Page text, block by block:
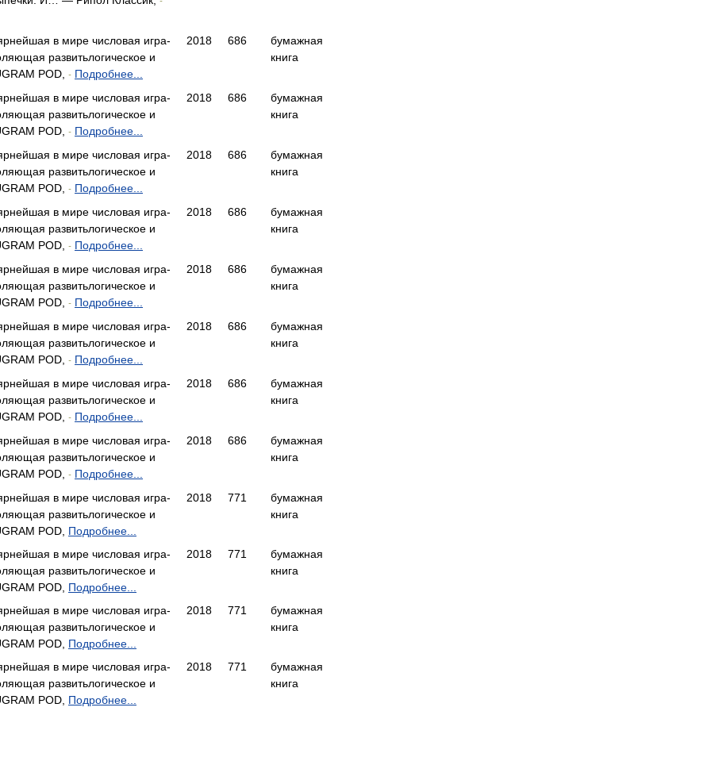
в мире числовая игра-
развитьлогическое и
POD,
- Подробнее...
2018 686
бумажная
книга
в мире числовая игра-
развитьлогическое и
POD,
- Подробнее...
2018 686
бумажная
книга
в мире числовая игра-
развитьлогическое и
POD,
- Подробнее...
2018 686
бумажная
книга
в мире числовая игра-
развитьлогическое и
POD,
- Подробнее...
2018 686
бумажная
книга
в мире числовая игра-
развитьлогическое и
POD,
- Подробнее...
2018 686
бумажная
книга
в мире числовая игра-
развитьлогическое и
POD,
- Подробнее...
2018 686
бумажная
книга
в мире числовая игра-
развитьлогическое и
POD,
- Подробнее...
2018 686
бумажная
книга
в мире числовая игра-
развитьлогическое и
POD,
- Подробнее...
2018 686
бумажная
книга
в мире числовая игра-
развитьлогическое и
POD, Подробнее...
2018 771
бумажная
книга
в мире числовая игра-
развитьлогическое и
POD, Подробнее...
2018 771
бумажная
книга
в мире числовая игра-
развитьлогическое и
POD, Подробнее...
2018 771
бумажная
книга
в мире числовая игра-
развитьлогическое и
POD, Подробнее...
2018 771
бумажная
книга